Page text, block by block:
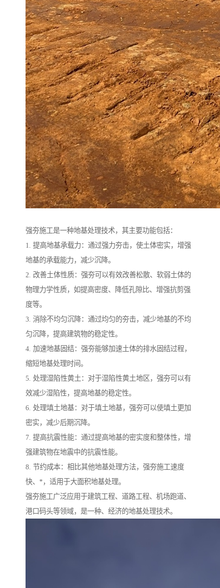
强夯施工是一种地基处理技术，其主要功能包括：
1. 提高地基承载力：通过强力夯击，使土体密实，增强
地基的承载能力，减少沉降。
2. 改善土体性质：强夯可以有效改善松散、软弱土体的
物理力学性质，如提高密度、降低孔隙比、增强抗剪强
度等。
3. 消除不均匀沉降：通过均匀的夯击，减少地基的不均
匀沉降，提高建筑物的稳定性。
4. 加速地基固结：强夯能够加速土体的排水固结过程，
缩短地基处理时间。
5. 处理湿陷性黄土：对于湿陷性黄土地区，强夯可以有
效减少湿陷性，提高地基的稳定性。
6. 处理填土地基：对于填土地基，强夯可以使填土更加
密实，减少后期沉降。
7. 提高抗震性能：通过提高地基的密实度和整体性，增
强建筑物在地震中的抗震性能。
8. 节约成本：相比其他地基处理方法，强夯施工速度
快、*，适用于大面积地基处理。
强夯施工广泛应用于建筑工程、道路工程、机场跑道、
港口码头等领域，是一种、经济的地基处理技术。